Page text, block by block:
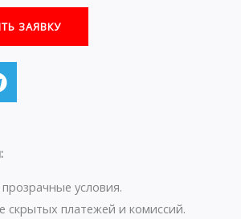
ЗАЯВКУ
условия.
скрытых платежей и комиссий.